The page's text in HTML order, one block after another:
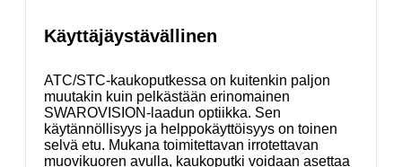
Käyttäjäystävällinen
ATC/STC-kaukoputkessa on kuitenkin paljon
muutakin kuin pelkästään erinomainen
SWAROVISION-laadun optiikka. Sen
käytännöllisyys ja helppokäyttöisyys on toinen
selvä etu. Mukana toimitettavan irrotettavan
muovikuoren avulla, kaukoputki voidaan asettaa